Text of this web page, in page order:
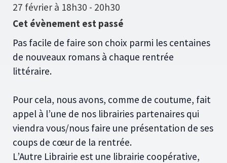
27 février à 18h30 - 20h30
Cet évènement est passé
Pas facile de faire son choix parmi les centaines
de nouveaux romans à chaque rentrée
littéraire.
Pour cela, nous avons, comme de coutume, fait
appel à l’une de nos librairies partenaires qui
viendra vous/nous faire une présentation de ses
coups de cœur de la rentrée.
L’Autre Librairie est une librairie coopérative,